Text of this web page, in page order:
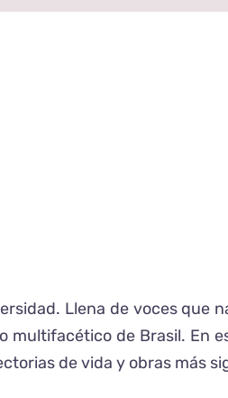
Llena de voces que
de Brasil. En
de vida y obras más